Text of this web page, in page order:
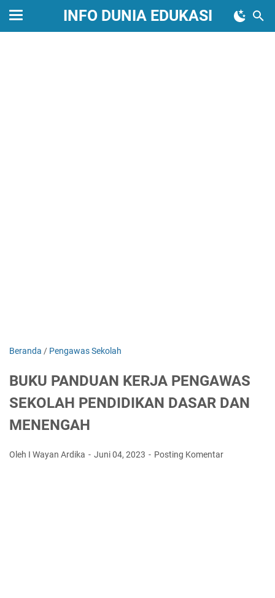
INFO DUNIA EDUKASI
Beranda / Pengawas Sekolah
BUKU PANDUAN KERJA PENGAWAS
SEKOLAH PENDIDIKAN DASAR DAN
MENENGAH
Oleh I Wayan Ardika Juni 04, 2023 Posting Komentar